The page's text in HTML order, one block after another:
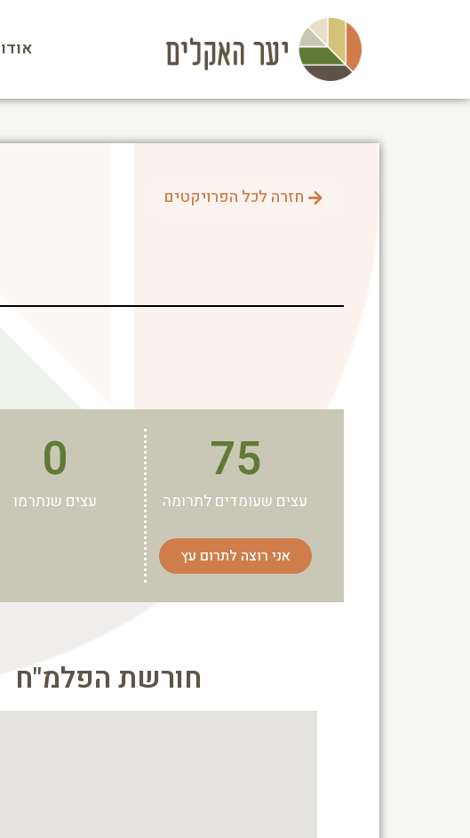
חזרה לכל הפרויקטים
75
עצים שעומדים לתרומה
אני רוצה לתרום עץ
0
עצים שנתרמו
חורשת הפלמ"ח